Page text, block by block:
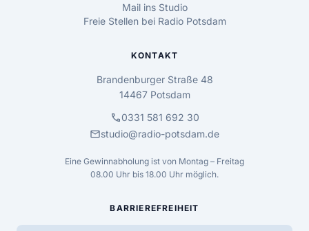
Mail ins Studio
Freie Stellen bei Radio Potsdam
KONTAKT
Brandenburger Straße 48
14467 Potsdam
call0331 581 692 30
mailstudio@radio-potsdam.de
Eine Gewinnabholung ist von Montag – Freitag
08.00 Uhr bis 18.00 Uhr möglich.
BARRIEREFREIHEIT